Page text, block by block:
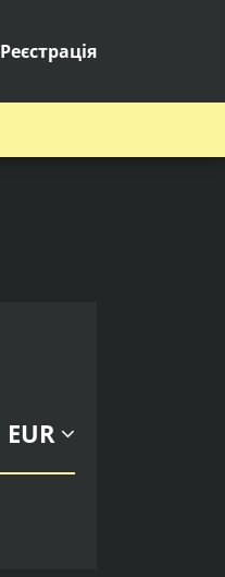
Реєстрація
EUR